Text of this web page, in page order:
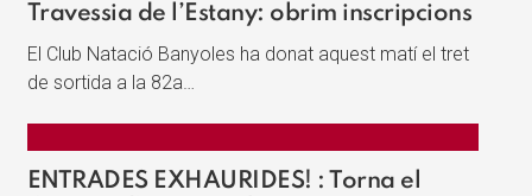
Travessia de l’Estany: obrim inscripcions
El Club Natació Banyoles ha donat aquest matí el tret
de sortida a la 82a…
ENTRADES EXHAURIDES! : Torna el